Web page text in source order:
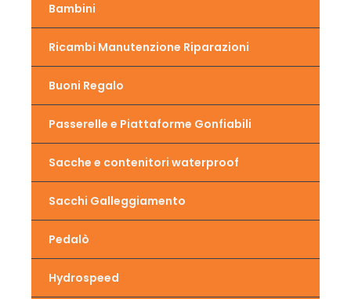
Bambini
Ricambi Manutenzione Riparazioni
Buoni Regalo
Passerelle e Piattaforme Gonfiabili
Sacche e contenitori waterproof
Sacchi Galleggiamento
Pedalò
Hydrospeed